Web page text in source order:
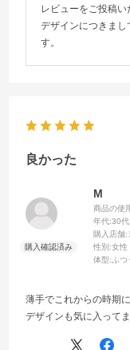
レビューをご投稿い
デザインにつきまし
す。
良かった
M
商品の使
年代:30代
購入店舗:
性別:女性
体型: ふつ
薄手でこれからの時期
デザインも気に入ってま